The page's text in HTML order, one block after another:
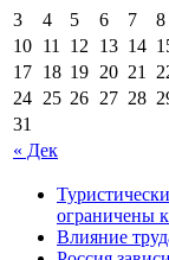
« Дек
3
4 5 6 7 8
10 11 12 13 14
17 18 19 20 21
24 25 26 27 28
31
ограничены
Влияние